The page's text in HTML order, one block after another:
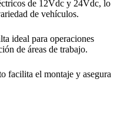
de 12Vdc y 24Vdc, lo
de vehículos.
ideal para operaciones
de áreas de trabajo.
facilita el montaje y asegura